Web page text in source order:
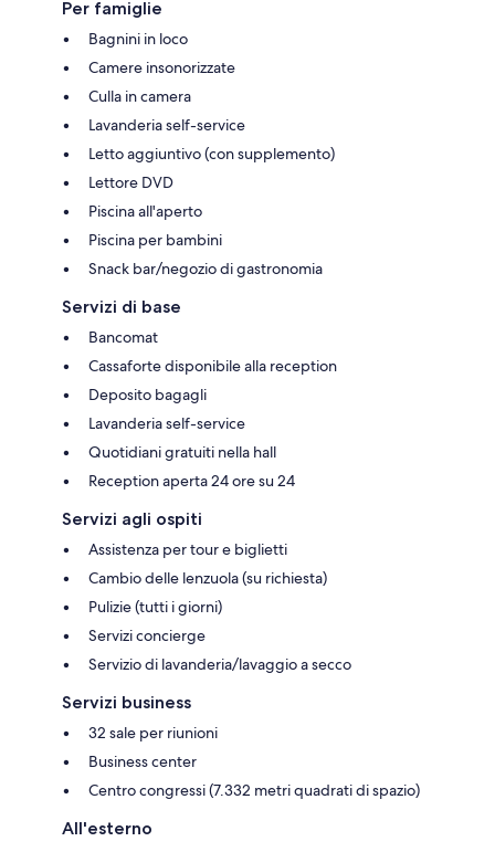
Per famiglie
Bagnini in loco
Camere insonorizzate
Culla in camera
Lavanderia self-service
Letto aggiuntivo (con supplemento)
Lettore DVD
Piscina all'aperto
Piscina per bambini
Snack bar/negozio di gastronomia
Servizi di base
Bancomat
Cassaforte disponibile alla reception
Deposito bagagli
Lavanderia self-service
Quotidiani gratuiti nella hall
Reception aperta 24 ore su 24
Servizi agli ospiti
Assistenza per tour e biglietti
Cambio delle lenzuola (su richiesta)
Pulizie (tutti i giorni)
Servizi concierge
Servizio di lavanderia/lavaggio a secco
Servizi business
32 sale per riunioni
Business center
Centro congressi (7.332 metri quadrati di spazio)
All'esterno